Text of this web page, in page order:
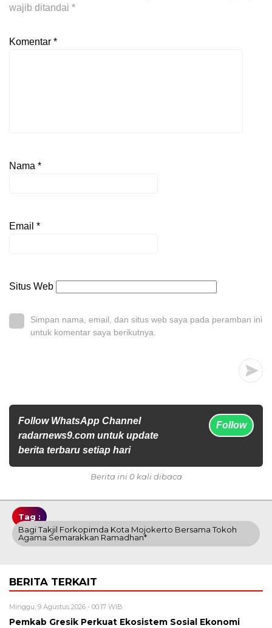
wajib ditandai *
Komentar *
Nama *
Email *
Situs Web
Simpan nama, email, dan situs web saya pada peramban ini
untuk komentar saya berikutnya.
Follow WhatsApp Channel
radarnews9.com untuk update
berita terbaru setiap hari
Follow
Berita ini 0 kali dibaca
Tag :
Bagi Takjil Forkopimda Kota Mojokerto Bersama Tokoh
Agama Semarakkan Ramadhan*
BERITA TERKAIT
Minggu, 9 Agustus 2026 - 00:17 WIB
Pemkab Gresik Perkuat Ekosistem Sosial Ekonomi